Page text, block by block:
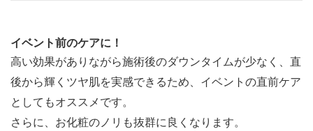
イベント前のケアに！
高い効果がありながら施術後のダウンタイムが少なく、直
後から輝くツヤ肌を実感できるため、イベントの直前ケア
としてもオススメです。
さらに、お化粧のノリも抜群に良くなります。